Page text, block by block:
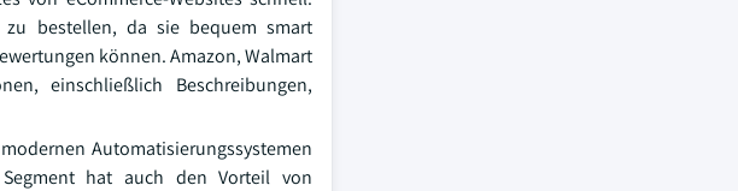
bestellen, da sie bequem smart
können. Amazon, Walmart
einschließlich Beschreibungen,
Automatisierungssystemen
hat auch den Vorteil von